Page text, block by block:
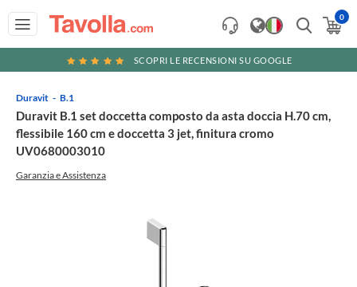
0
SCOPRI LE RECENSIONI SU GOOGLE
Duravit B.1
Duravit B.1 set doccetta composto da asta doccia H.70 cm,
flessibile 160 cm e doccetta 3 jet, finitura cromo
UV0680003010
Garanzia e Assistenza